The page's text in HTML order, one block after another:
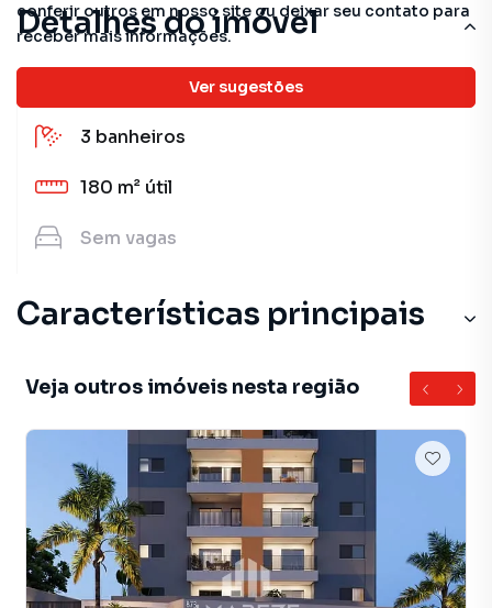
conferir outros em nosso site ou deixar seu contato para
receber mais informações.
Ver sugestões
Detalhes do imóvel
3 banheiros
180 m² útil
Sem vagas
Características principais
Veja outros imóveis nesta região